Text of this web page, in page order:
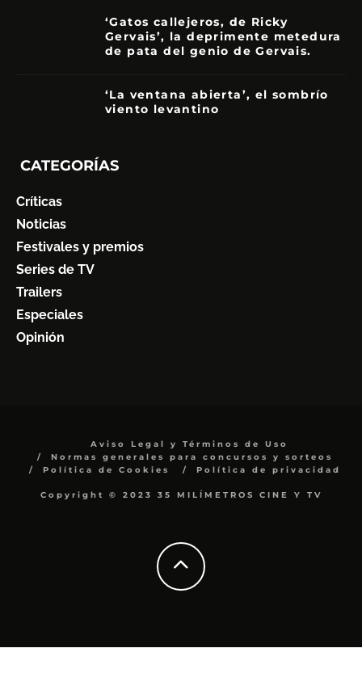
‘Gatos callejeros, de Ricky
Gervais’, la deprimente metedura
de pata del genio de Gervais.
‘La ventana abierta’, el sombrío
viento levantino
CATEGORÍAS
Críticas
Noticias
Festivales y premios
Series de TV
Trailers
Especiales
Opinión
Aviso Legal y Términos de Uso
Normas generales para concursos y sorteos
Política de Cookies
Política de privacidad
Copyright © 2023 35 MILÍMETROS CINE Y TV